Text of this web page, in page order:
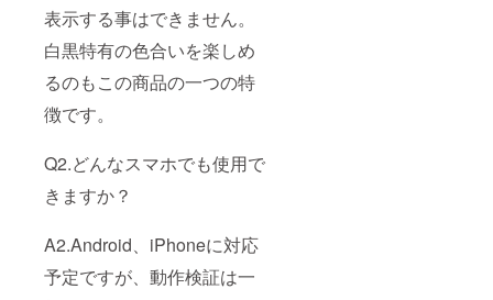
表示する事はできません。
白黒特有の色合いを楽しめ
るのもこの商品の一つの特
徴です。
Q2.どんなスマホでも使用で
きますか？
A2.Android、iPhoneに対応
予定ですが、動作検証は一